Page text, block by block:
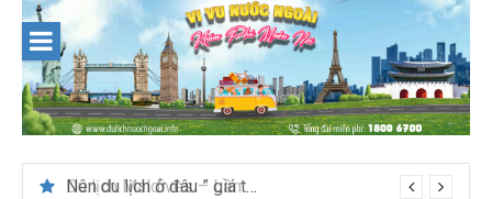
content
Nên du lịch ở đâu ” giá tốt” dịp lễ quốc khánh 2/9